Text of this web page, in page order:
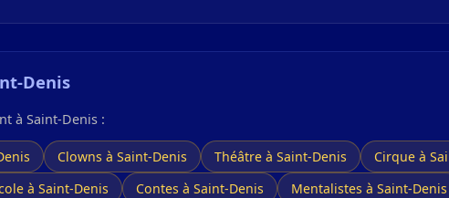
Denis
à Saint-Denis :
Clowns à Saint-Denis Théâtre à Saint-Denis Cirque à
à Saint-Denis Contes à Saint-Denis Mentalistes à Saint-Denis